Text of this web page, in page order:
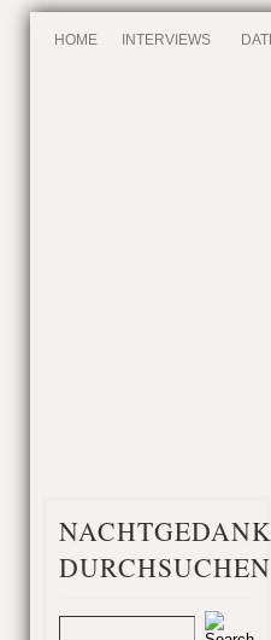
HOME INTERVIEWS
DURCHSUCHEN